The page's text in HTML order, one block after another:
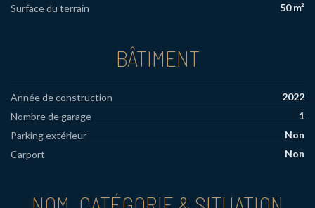
Surface du terrain
50 m²
BÂTIMENT
Année de construction
2022
Nombre de garage
1
Parking extérieur
Non
Carport
Non